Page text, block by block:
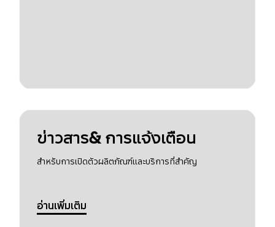
ข่าวสาร& การแจ้งเตือน
สำหรับการเปิดตัวผลิตภัณฑ์และบริการที่สำคัญ
อ่านเพิ่มเติม